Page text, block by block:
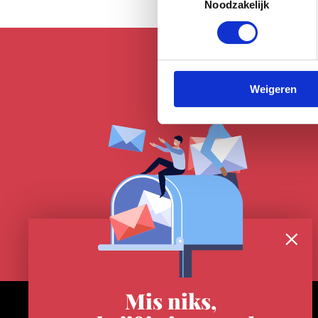
Noodzakelijk
Weigeren
Mis niks,